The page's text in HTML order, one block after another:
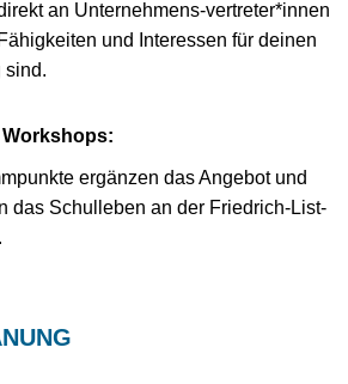
an Unternehmens-vertreter*innen
und Interessen für deinen
sind.
ergänzen das Angebot und
das Schulleben an der Friedrich-List-